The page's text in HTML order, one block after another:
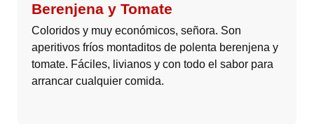
Berenjena y Tomate
Coloridos y muy económicos, señora. Son
aperitivos fríos montaditos de polenta berenjena y
tomate. Fáciles, livianos y con todo el sabor para
arrancar cualquier comida.